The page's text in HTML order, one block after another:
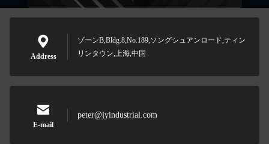
Address
ゾーンB,Bldg.8,No.189,ソングシュアンロード,ティン
リンタウン,上海,中国
E-mail
peter@jyindustrial.com